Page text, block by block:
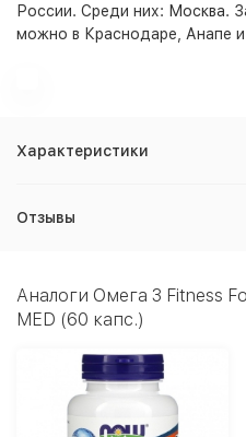
России. Среди них: Москва.
можно в Краснодаре, Анапе
Характеристики
Отзывы
Аналоги Омега 3 Fitness
MED (60 капс.)